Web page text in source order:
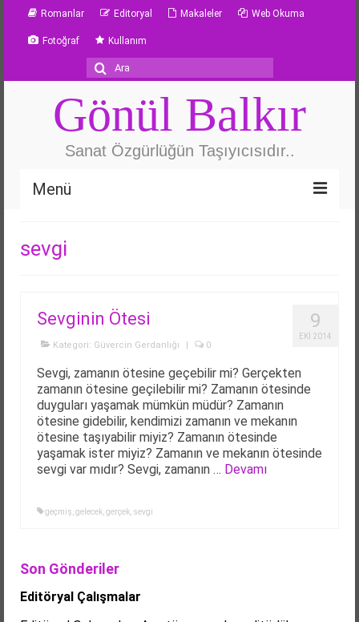
Romanlar Editoryal Makaleler Web Okuma
Fotoğraf Kullanım
Şunu
ara:
Gönül Balkır
Sanat Özgürlüğün Taşıyıcısıdır..
Menü
Yazarlık Atölyesi
sevgi
9
EKI 2014
Sevginin Ötesi
Kategori: Güvercin Gerdanlığı | 0
Sevgi, zamanın ötesine geçebilir mi? Gerçekten
zamanın ötesine geçilebilir mi? Zamanın ötesinde
duyguları yaşamak mümkün müdür? Zamanın
ötesine gidebilir, kendimizi zamanın ve mekanın
ötesine taşıyabilir miyiz? Zamanın ötesinde
yaşamak ister miyiz? Zamanın ve mekanın ötesinde
sevgi var mıdır? Sevgi, zamanın … Devamı
geçmiş gelecek gerçek sevgi
Son Gönderiler
Editöryal Çalışmalar